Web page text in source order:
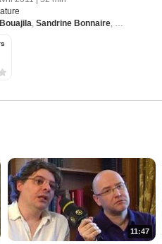
, Sandrine Bonnaire, Sara Martins
11:47